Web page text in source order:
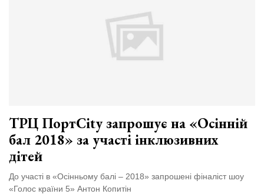
ТРЦ ПортCity запрошує на «Осінній
бал 2018» за участі інклюзивних
дітей
До участі в «Осінньому балі – 2018» запрошені фіналіст шоу
«Голос країни 5» Антон Копитін